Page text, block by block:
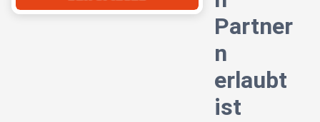
Partner
n
erlaubt
ist